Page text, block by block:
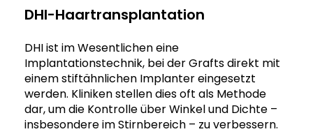
DHI-Haartransplantation
DHI ist im Wesentlichen eine
Implantationstechnik, bei der Grafts direkt mit
einem stiftähnlichen Implanter eingesetzt
werden. Kliniken stellen dies oft als Methode
dar, um die Kontrolle über Winkel und Dichte –
insbesondere im Stirnbereich – zu verbessern.